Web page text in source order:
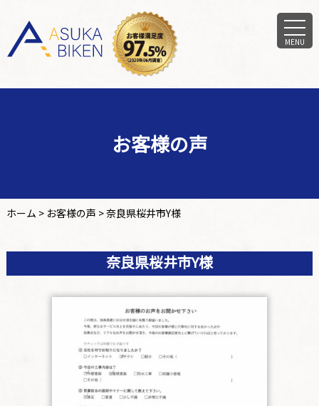
MENU
お客様の声
ホーム > お客様の声 >奈良県桜井市Y様
奈良県桜井市Y様